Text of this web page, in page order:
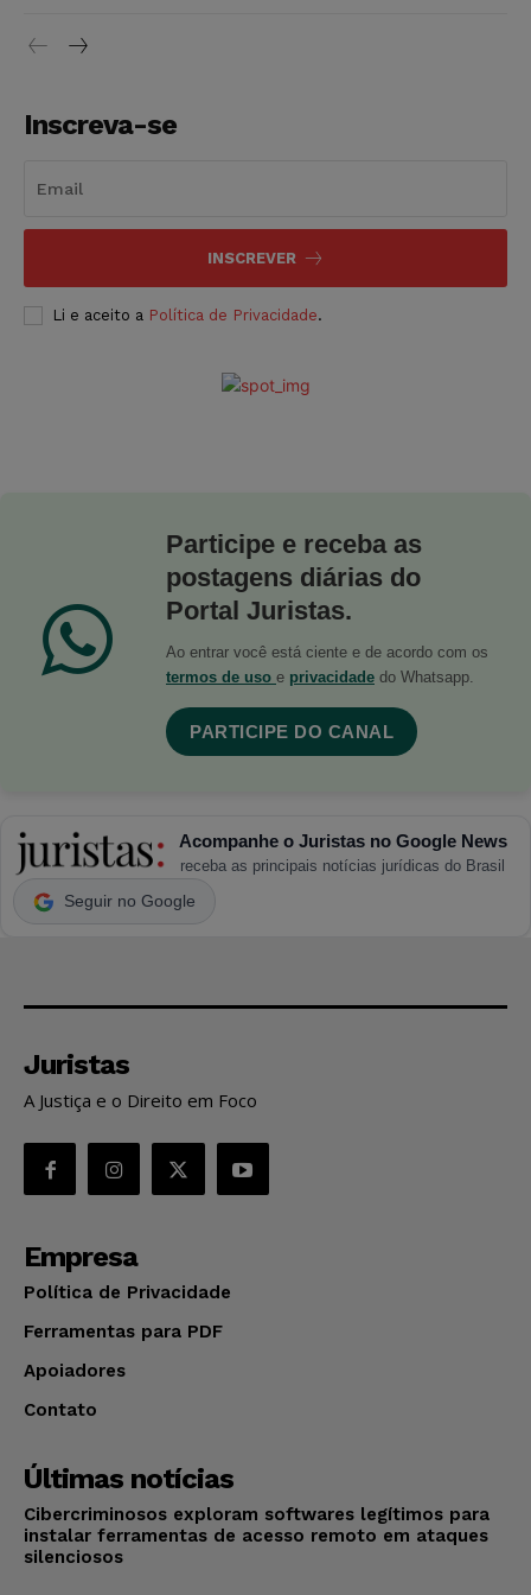
Inscreva-se
INSCREVER
Li e aceito a Política de Privacidade.
Participe e receba as
postagens diárias do
Portal Juristas.
Ao entrar você está ciente e de acordo com os
termos de uso e privacidade do Whatsapp.
PARTICIPE DO CANAL
Acompanhe o Juristas no Google News
receba as principais notícias jurídicas do Brasil
Seguir no Google
Juristas
A Justiça e o Direito em Foco
Empresa
Política de Privacidade
Ferramentas para PDF
Apoiadores
Contato
Últimas notícias
Cibercriminosos exploram softwares legítimos para
instalar ferramentas de acesso remoto em ataques
silenciosos